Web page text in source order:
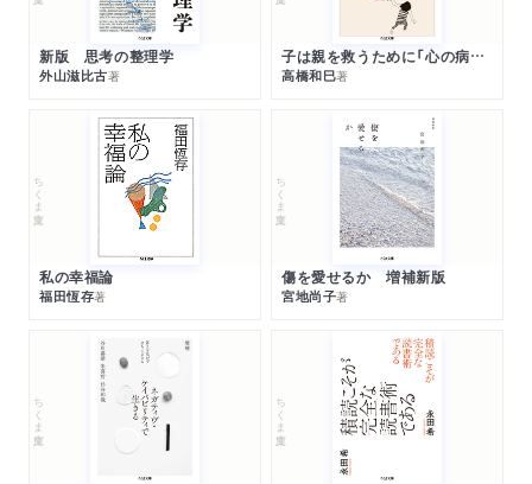
新版 思考の整理学
外山滋比古著
子は親を救うために「心の病」になる
高橋和巳著
ちくま文庫
私の幸福論
福田恆存著
ちくま文庫
傷を愛せるか 増補新版
宮地尚子著
ちくま文庫 ちくま文庫